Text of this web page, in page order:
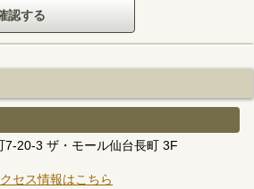
7-20-3 ザ・モール仙台長町 3F
セス情報はこちら